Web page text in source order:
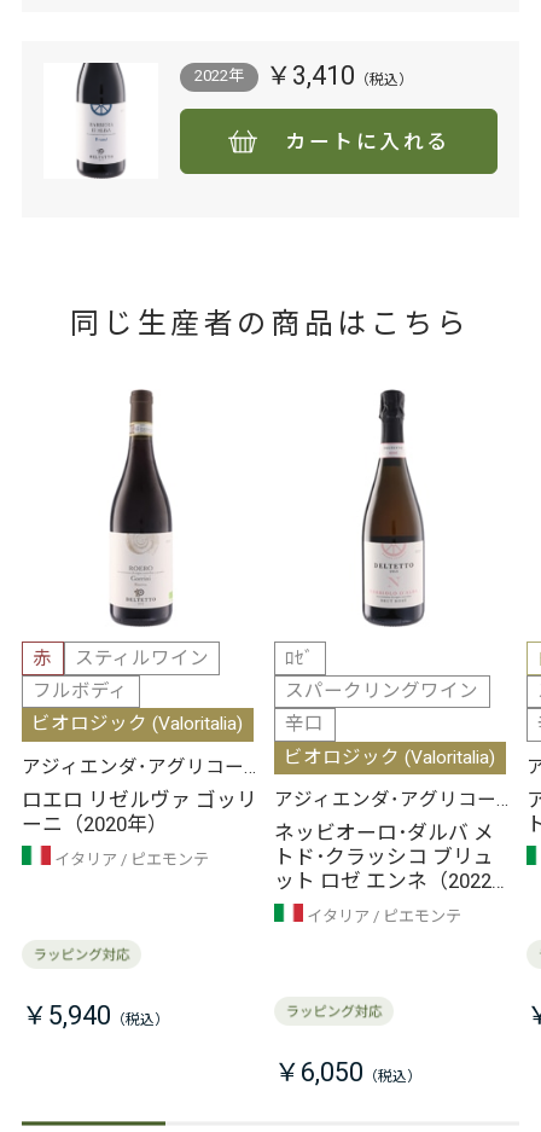
2022年 ￥3,410
カートに入れる
同じ生産者の商品はこちら
赤
スティルワイン
フルボディ
ビオロジック (Valoritalia)
アジィエンダ･アグリコー
ラ デルテット
ロエロ リゼルヴァ ゴッリ
ーニ（2020年）
イタリア ピエモンテ
￥5,940
ﾛｾﾞ
スパークリングワイン
辛口
ビオロジック (Valoritalia)
アジィエンダ･アグリコー
ラ デルテット
ネッビオーロ･ダルバ メ
トド･クラッシコ ブリュ
ット ロゼ エンネ（2022
年）イタリア ピエモンテ
￥6,050